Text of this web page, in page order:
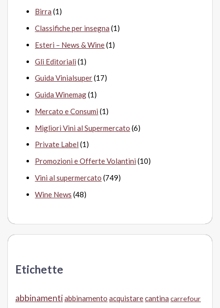
Birra (1)
Classifiche per insegna (1)
Esteri – News & Wine(1)
Gli Editoriali (1)
Guida Vinialsuper(17)
Guida Winemag(1)
Mercato e Consumi (1)
Migliori Vini al Supermercato (6)
Private Label (1)
Promozioni e Offerte Volantini (10)
Vini al supermercato (749)
Wine News (48)
Etichette
abbinamentiabbinamento acquistarecantina carrefour